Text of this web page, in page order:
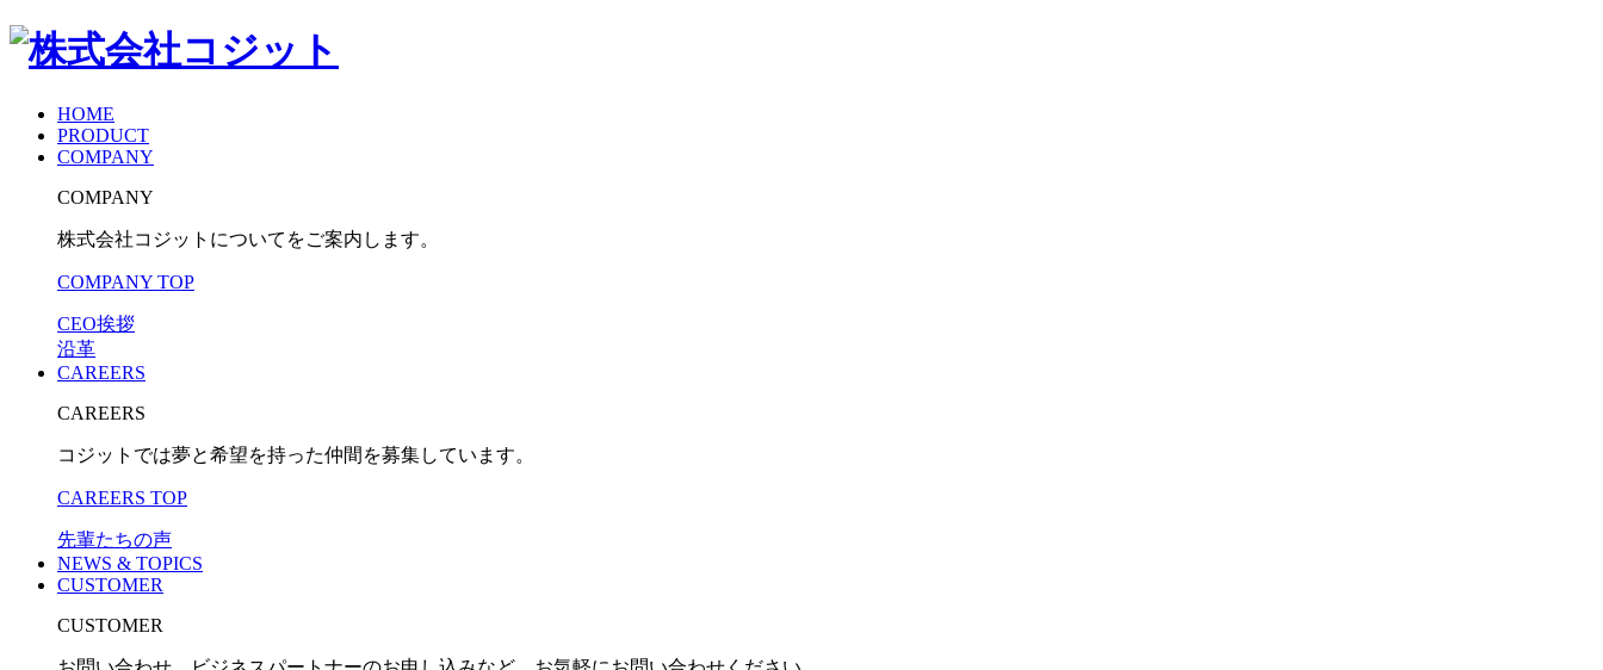
HOME
PRODUCT
COMPANY
COMPANY
株式会社コジットについてをご案内します。
COMPANY TOP
CEO挨拶
沿革
CAREERS
CAREERS
コジットでは夢と希望を持った仲間を募集しています。
CAREERS TOP
先輩たちの声
NEWS & TOPICS
CUSTOMER
CUSTOMER